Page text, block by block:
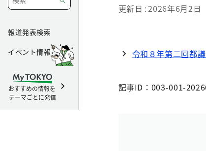
報道発表検索
イベント情報
おすすめの情報を
テーマごとに発信
更新日 2026年6月2日
令和８年第二回都
記事ID：003-001-